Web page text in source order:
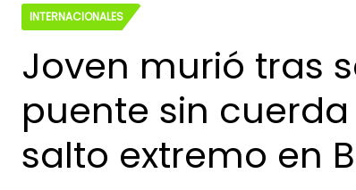
INTERNACIONALES
Joven murió tras
puente sin
salto extremo en